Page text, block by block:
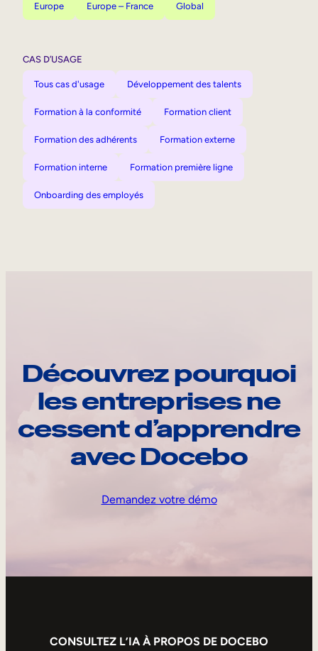
Europe Europe – France Global
CAS D’USAGE
Tous cas d'usage Développement des talents
Formation à la conformité Formation client
Formation des adhérents Formation externe
Formation interne Formation première ligne
Onboarding des employés
Découvrez pourquoi
les entreprises ne
cessent d’apprendre
avec Docebo
Demandez votre démo
CONSULTEZ L’IA À PROPOS DE DOCEBO